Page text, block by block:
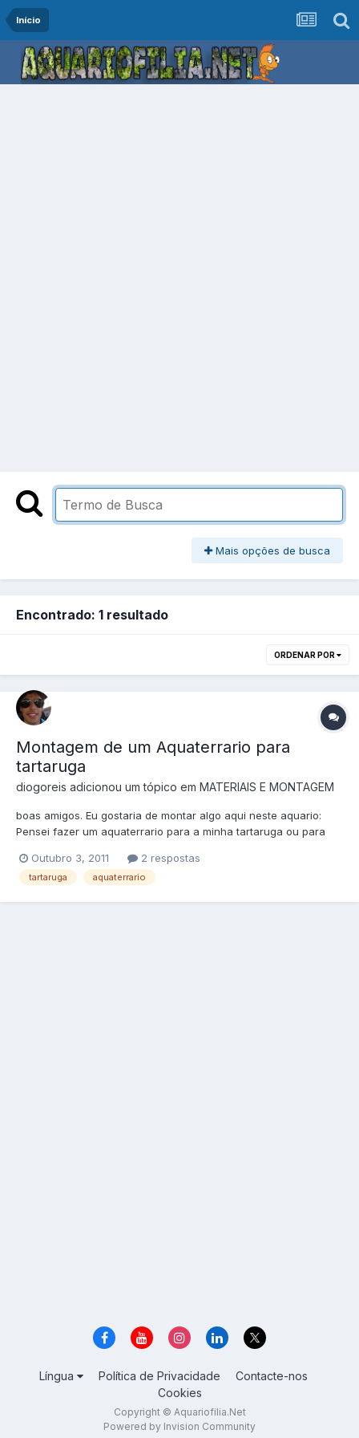
Início
Mais opções de busca
Encontrado: 1 resultado
ORDENAR POR
Montagem de um Aquaterrario para
tartaruga
diogoreis adicionou um tópico em MATERIAIS E MONTAGEM
boas amigos. Eu gostaria de montar algo aqui neste aquario:
Pensei fazer um aquaterrario para a minha tartaruga ou para
mas nao quero fazer nada pensando nela.... Este aquario tem
por volta de 2m x 25cm x 29cm altura....
Outubro 3, 2011 2 respostas
tartaruga aquaterrario
Língua Política de Privacidade
Contacte-nos
Cookies
Copyright © Aquariofilia.Net
Powered by Invision Community